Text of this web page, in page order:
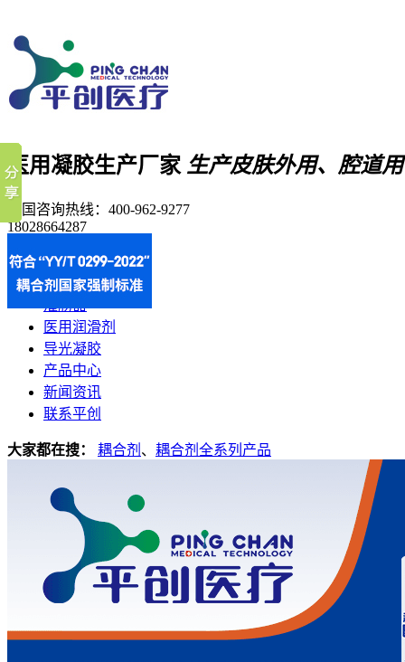
医用凝胶生产厂家 生产皮肤外用、腔道
全国咨询热线： 400-962-9277
18028664287
首页
耦合剂
灌肠器
医用润滑剂
导光凝胶
产品中心
新闻资讯
联系平创
大家都在搜： 耦合剂 、 耦合剂全系列产品